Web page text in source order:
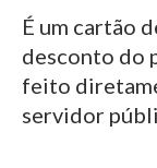
É um cartão
desconto do
feito
servidor